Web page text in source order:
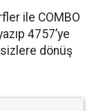
ile COMBO
4757’ye
sizlere dönüş